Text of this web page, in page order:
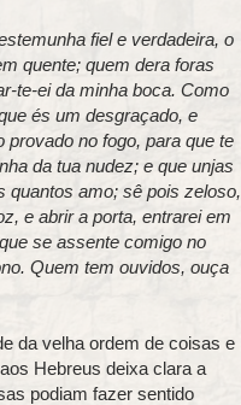
fiel e verdadeira, o
quente; quem dera foras
te-ei da minha boca. Como
és um desgraçado, e
no fogo, para que te
da tua nudez; e que unjas
quantos amo; sê pois zeloso,
e abrir a porta, entrarei em
se assente comigo no
Quem tem ouvidos, ouça
da velha ordem de coisas e
Hebreus deixa clara a
podiam fazer sentido